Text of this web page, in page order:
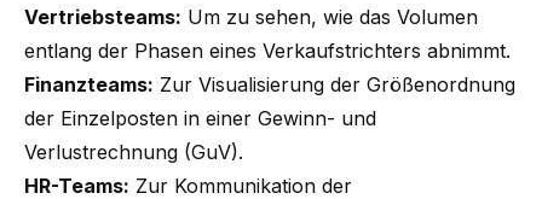
Vertriebsteams: Um zu sehen, wie das Volumen
entlang der Phasen eines Verkaufstrichters abnimmt.
Finanzteams: Zur Visualisierung der Größenordnung
der Einzelposten in einer Gewinn- und
Verlustrechnung (GuV).
HR-Teams: Zur Kommunikation der